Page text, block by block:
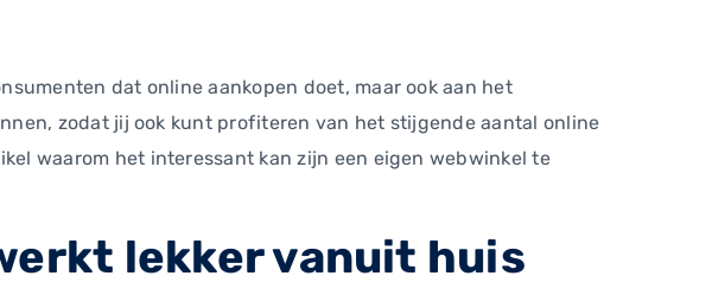
dat online aankopen doet, maar ook aan het
zodat jij ook kunt profiteren van het stijgende aantal online
waarom het interessant kan zijn een eigen webwinkel te
lekker vanuit huis